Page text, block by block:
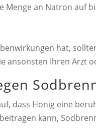
Menge an Natron auf
hat,
ansonsten Ihren Arzt
dass Honig eine
kann,